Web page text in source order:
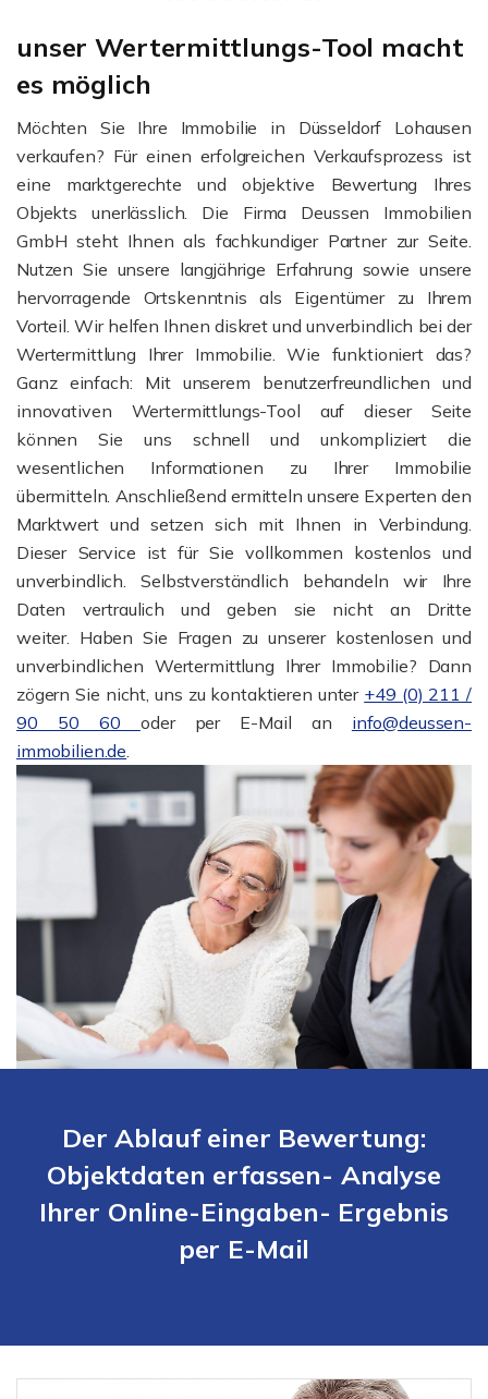
unser Wertermittlungs-Tool macht
es möglich
Möchten Sie Ihre Immobilie in Düsseldorf Lohausen
verkaufen? Für einen erfolgreichen Verkaufsprozess ist
eine marktgerechte und objektive Bewertung Ihres
Objekts unerlässlich. Die Firma Deussen Immobilien
GmbH steht Ihnen als fachkundiger Partner zur Seite.
Nutzen Sie unsere langjährige Erfahrung sowie unsere
hervorragende Ortskenntnis als Eigentümer zu Ihrem
Vorteil. Wir helfen Ihnen diskret und unverbindlich bei der
Wertermittlung Ihrer Immobilie. Wie funktioniert das?
Ganz einfach: Mit unserem benutzerfreundlichen und
innovativen Wertermittlungs-Tool auf dieser Seite
können Sie uns schnell und unkompliziert die
wesentlichen Informationen zu Ihrer Immobilie
übermitteln. Anschließend ermitteln unsere Experten den
Marktwert und setzen sich mit Ihnen in Verbindung.
Dieser Service ist für Sie vollkommen kostenlos und
unverbindlich. Selbstverständlich behandeln wir Ihre
Daten vertraulich und geben sie nicht an Dritte
weiter. Haben Sie Fragen zu unserer kostenlosen und
unverbindlichen Wertermittlung Ihrer Immobilie? Dann
zögern Sie nicht, uns zu kontaktieren unter +49 (0) 211 /
90 50 60 oder per E-Mail an info@deussen-
immobilien.de
Der Ablauf einer Bewertung:
Objektdaten erfassen- Analyse
Ihrer Online-Eingaben- Ergebnis
per E-Mail